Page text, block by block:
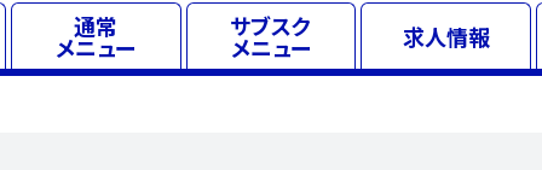
通常
メニュー
サブスク
メニュー 求人情報